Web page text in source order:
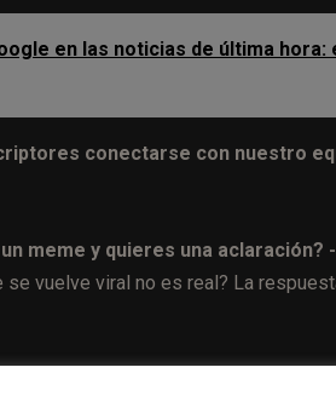
en las noticias de última hora:
conectarse con nuestro
meme y quieres una aclaración?
vuelve viral no es real? La
informaciones externas forma